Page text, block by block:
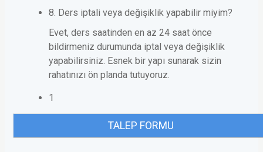
8. Ders iptali veya değişiklik yapabilir miyim?
Evet, ders saatinden en az 24 saat önce
bildirmeniz durumunda iptal veya değişiklik
yapabilirsiniz. Esnek bir yapı sunarak sizin
rahatınızı ön planda tutuyoruz.
1
TALEP FORMU